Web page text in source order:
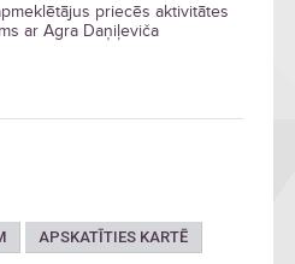
priecēs aktivitātes
ar Agra Daņiļeviča
APSKATĪTIES KARTĒ